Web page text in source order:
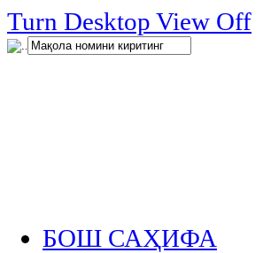
Turn Desktop View Off
.
БОШ САҲИФА